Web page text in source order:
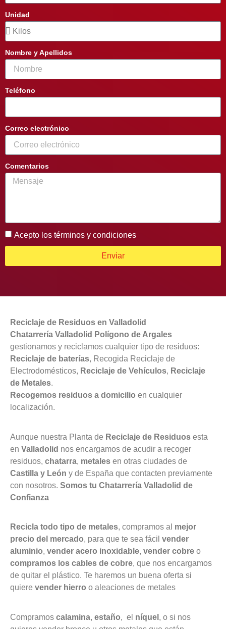
Unidad
Nombre y Apellidos
Teléfono
Correo electrónico
Comentarios
Acepto los términos y condiciones
Enviar
Reciclaje de Residuos en Valladolid
Chatarrería Valladolid Polígono de Argales
gestionamos y reciclamos cualquier tipo de residuos:
Reciclaje de baterías, Recogida Reciclaje de
Electrodomésticos, Reciclaje de Vehículos, Reciclaje
de Metales.
Recogemos residuos a domicilio en cualquier
localización.
Aunque nuestra Planta de Reciclaje de Residuos esta
en Valladolid nos encargamos de acudir a recoger
residuos, chatarra, metales en otras ciudades de
Castilla y León y de España que contacten previamente
con nosotros. Somos tu Chatarrería Valladolid de
Confianza
Recicla todo tipo de metales, compramos al mejor
precio del mercado, para que te sea fácil vender
aluminio, vender acero inoxidable, vender cobre o
compramos los cables de cobre, que nos encargamos
de quitar el plástico. Te haremos un buena oferta si
quiere vender hierro o aleaciones de metales
Compramos calamina, estaño, el níquel , o si nos